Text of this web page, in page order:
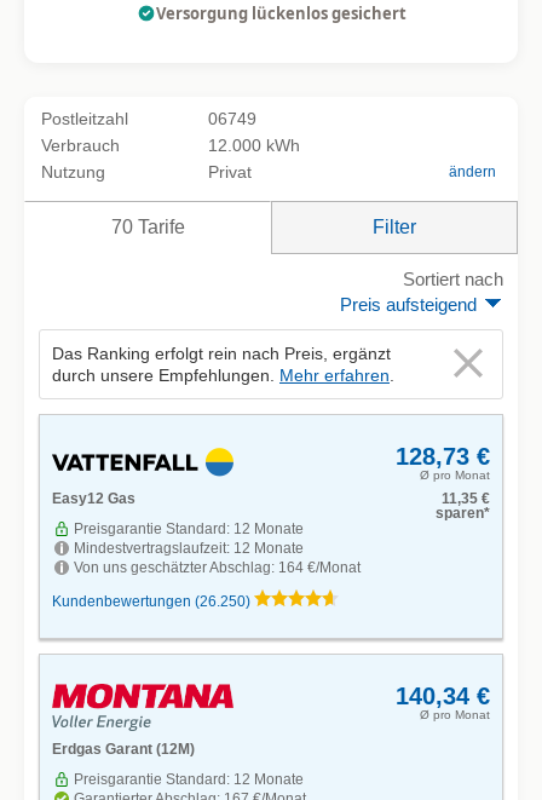
Versorgung lückenlos gesichert